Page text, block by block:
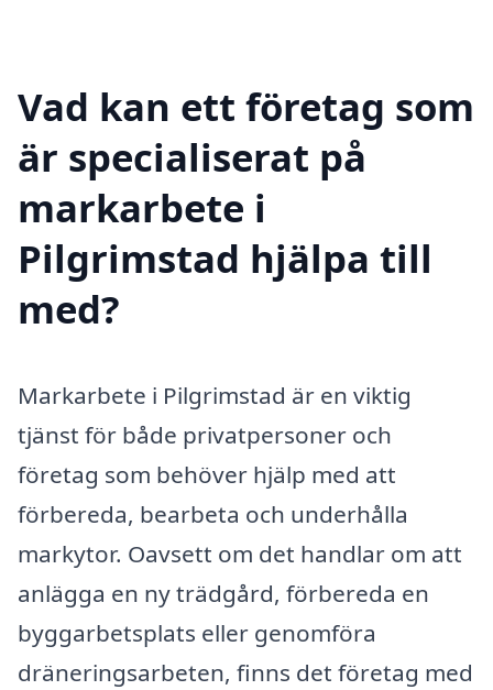
Vad kan ett företag som
är specialiserat på
markarbete i
Pilgrimstad hjälpa till
med?
Markarbete i Pilgrimstad är en viktig
tjänst för både privatpersoner och
företag som behöver hjälp med att
förbereda, bearbeta och underhålla
markytor. Oavsett om det handlar om att
anlägga en ny trädgård, förbereda en
byggarbetsplats eller genomföra
dräneringsarbeten, finns det företag med